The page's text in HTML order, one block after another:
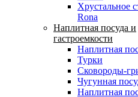
Хрустальное
Rona
Наплитная посуда и
гастроемкости
Наплитная
Турки
Сковороды-
Чугунная
Наплитная